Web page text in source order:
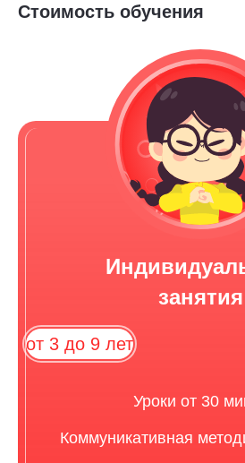
Стоимость обучения
занятия
от 3 до 9 лет
Уроки от 30
Коммуникативная